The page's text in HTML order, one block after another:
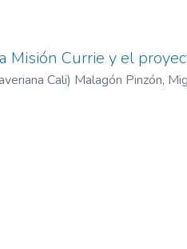
Misión Currie y el
Cali) Malagón Pinzón,